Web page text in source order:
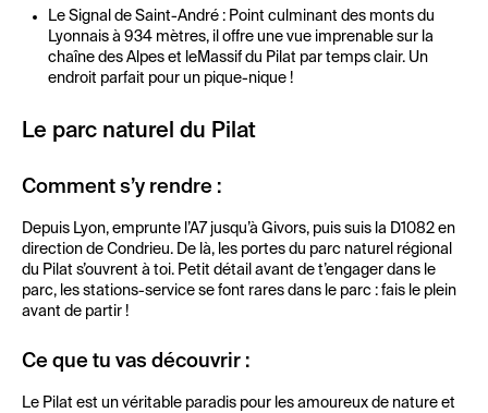
Le Signal de Saint-André : Point culminant des monts du
Lyonnais à 934 mètres, il offre une vue imprenable sur la
chaîne des Alpes et leMassif du Pilat par temps clair. Un
endroit parfait pour un pique-nique !
Le parc naturel du Pilat
Comment s’y rendre :
Depuis Lyon, emprunte l’A7 jusqu’à Givors, puis suis la D1082 en
direction de Condrieu. De là, les portes du parc naturel régional
du Pilat s’ouvrent à toi. Petit détail avant de t’engager dans le
parc, les stations-service se font rares dans le parc : fais le plein
avant de partir !
Ce que tu vas découvrir :
Le Pilat est un véritable paradis pour les amoureux de nature et